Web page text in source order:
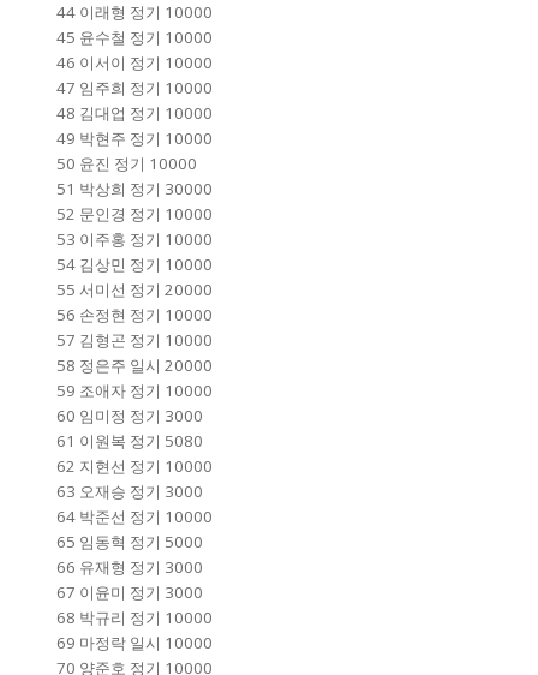
44 이래형 정기 10000
45 윤수철 정기 10000
46 이서이 정기 10000
47 임주희 정기 10000
48 김대업 정기 10000
49 박현주 정기 10000
50 윤진 정기 10000
51 박상희 정기 30000
52 문인경 정기 10000
53 이주홍 정기 10000
54 김상민 정기 10000
55 서미선 정기 20000
56 손정현 정기 10000
57 김형곤 정기 10000
58 정은주 일시 20000
59 조애자 정기 10000
60 임미정 정기 3000
61 이원복 정기 5080
62 지현선 정기 10000
63 오재승 정기 3000
64 박준선 정기 10000
65 임동혁 정기 5000
66 유재형 정기 3000
67 이윤미 정기 3000
68 박규리 정기 10000
69 마정락 일시 10000
70 양준호 정기 10000